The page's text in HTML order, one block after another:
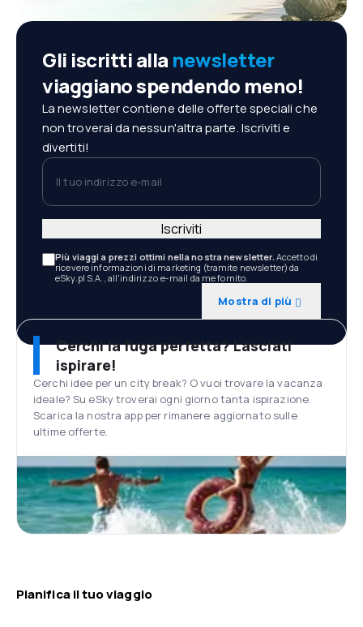
Gli iscritti alla newsletter
viaggiano spendendo meno!
La newsletter contiene delle offerte speciali che
non troverai da nessun'altra parte. Iscriviti e
divertiti!
Il tuo indirizzo e-mail
Più viaggi a prezzi ottimi nella nostra newsletter. Accetto di
ricevere informazioni di marketing (tramite newsletter) da
eSky.pl S.A., all'indirizzo e-mail da me fornito.
Mostra di più
Iscriviti
Cerchi la fuga perfetta? Lasciati
ispirare!
Cerchi idee per un city break? O vuoi trovare la vacanza
ideale? Su eSky troverai ogni giorno tanta ispirazione.
Scarica la nostra app per rimanere aggiornato sulle
ultime offerte.
Pianifica il tuo viaggio